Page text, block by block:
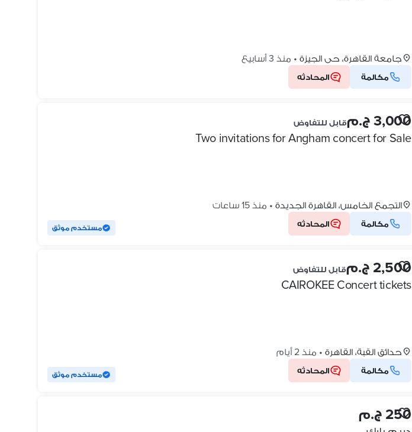
جامعة القاهرة، حى الجيزة • منذ 3 أسابيع
مكالمة المحادثه
3,000 ج.م قابل للتفاوض
Two invitations for Angham concert for Sale
التجمع الخامس، القاهرة الجديدة • منذ 15 ساعات
مكالمة المحادثه مستخدم موثق
2,500 ج.م قابل للتفاوض
CAIROKEE Concert tickets
حدائق القبة، القاهرة • منذ 2 أيام
مكالمة المحادثه مستخدم موثق
250 ج.م